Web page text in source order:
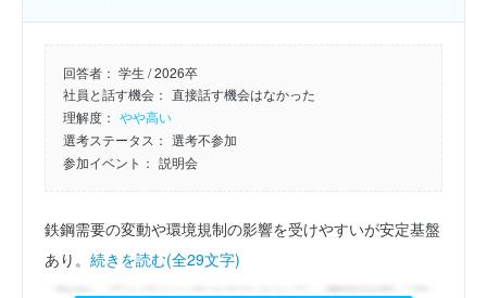
回答者： 学生 / 2026卒
社員と話す機会： 直接話す機会はなかった
理解度： やや高い
選考ステータス： 選考不参加
参加イベント： 説明会
鉄鋼需要の変動や環境規制の影響を受けやすいが安定基盤
あり。 続きを読む(全29文字)